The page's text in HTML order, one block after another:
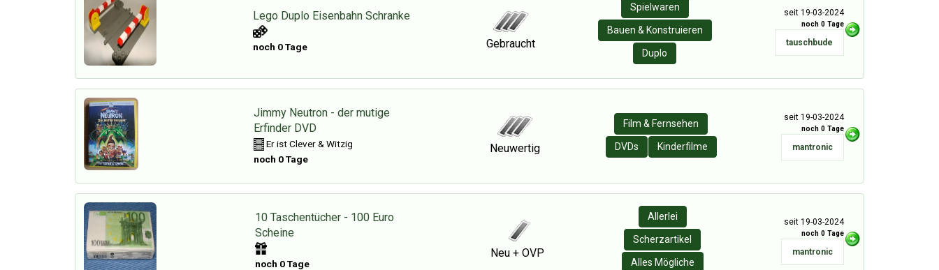
Lego Duplo Eisenbahn Schranke
noch 0 Tage Gebraucht
Spielwaren
Bauen & Konstruieren
Duplo
seit 19-03-2024
noch 0 Tage
tauschbude
Jimmy Neutron - der mutige
Erfinder DVD
Er ist Clever & Witzig
noch 0 Tage
Neuwertig
Film & Fernsehen
DVDs Kinderfilme
seit 19-03-2024
noch 0 Tage
mantronic
10 Taschentücher - 100 Euro
Scheine
noch 0 Tage
Neu + OVP
Allerlei
Scherzartikel
Alles Mögliche
seit 19-03-2024
noch 0 Tage
mantronic